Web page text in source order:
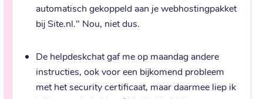
automatisch gekoppeld aan je webhostingpakket
bij Site.nl." Nou, niet dus.
De helpdeskchat gaf me op maandag andere
instructies, ook voor een bijkomend probleem
met het security certificaat, maar daarmee liep ik